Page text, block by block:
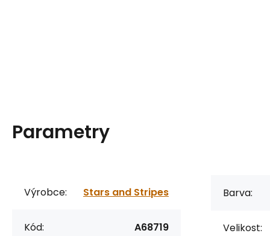
Parametry
Výrobce: Stars and Stripes
Kód: A68719
Barva:
Velikost: